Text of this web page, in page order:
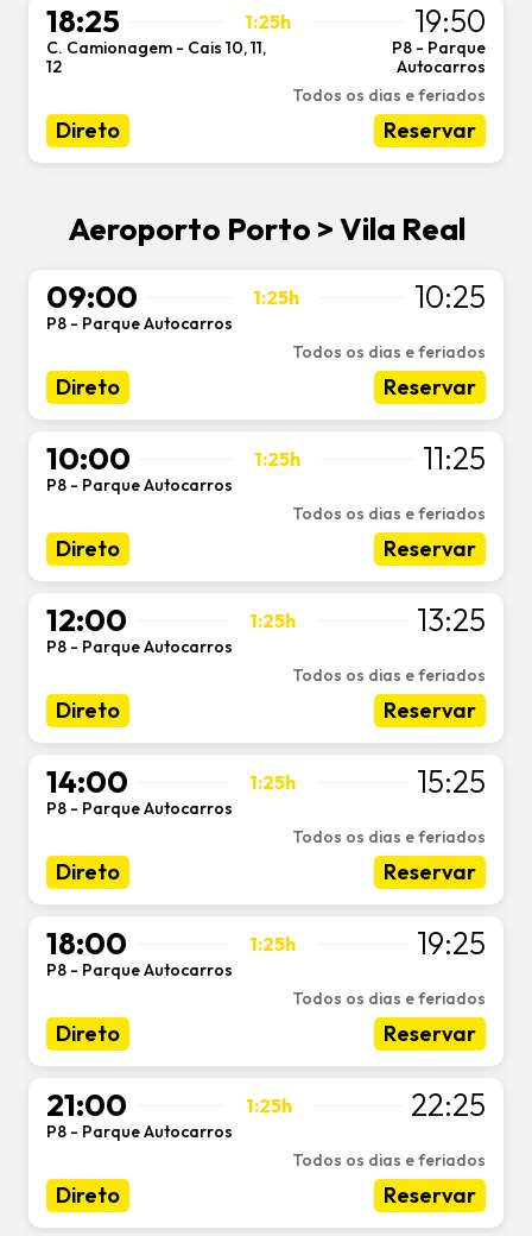
18:25 1:25h 19:50
C. Camionagem - Cais 10, 11,
12
P8 - Parque
Autocarros
Todos os dias e feriados
Direto Reservar
Aeroporto Porto > Vila Real
09:00
1:25h 10:25
P8 - Parque Autocarros
Todos os dias e feriados
Direto Reservar
10:00 1:25h 11:25
P8 - Parque Autocarros
Todos os dias e feriados
Direto Reservar
12:00 1:25h 13:25
P8 - Parque Autocarros
Todos os dias e feriados
Direto Reservar
14:00 1:25h 15:25
P8 - Parque Autocarros
Todos os dias e feriados
Direto Reservar
18:00 1:25h 19:25
P8 - Parque Autocarros
Todos os dias e feriados
Direto Reservar
21:00 1:25h 22:25
P8 - Parque Autocarros
Todos os dias e feriados
Direto Reservar